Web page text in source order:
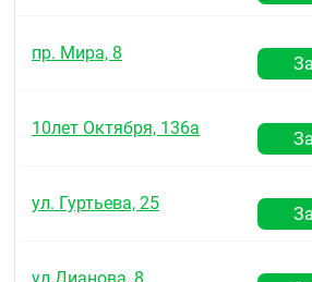
пр. Мира, 8
10лет Октября, 136а
ул. Гуртьева, 25